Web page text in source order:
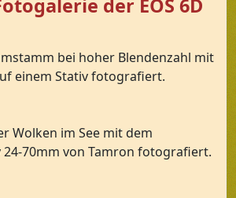
der EOS 6D
bei hoher Blendenzahl mit
einem Stativ fotografiert.
Wolken im See mit dem
70mm von Tamron fotografiert.